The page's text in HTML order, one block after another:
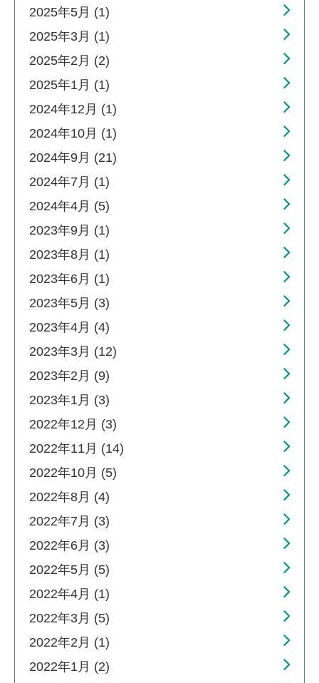
2025年5月 (1)
2025年3月 (1)
2025年2月 (2)
2025年1月 (1)
2024年12月 (1)
2024年10月 (1)
2024年9月 (21)
2024年7月 (1)
2024年4月 (5)
2023年9月 (1)
2023年8月 (1)
2023年6月 (1)
2023年5月 (3)
2023年4月 (4)
2023年3月 (12)
2023年2月 (9)
2023年1月 (3)
2022年12月 (3)
2022年11月 (14)
2022年10月 (5)
2022年8月 (4)
2022年7月 (3)
2022年6月 (3)
2022年5月 (5)
2022年4月 (1)
2022年3月 (5)
2022年2月 (1)
2022年1月 (2)